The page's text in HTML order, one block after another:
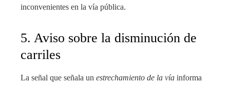
inconvenientes en la vía pública.
5. Aviso sobre la disminución de
carriles
La señal que señala un estrechamiento de la vía informa